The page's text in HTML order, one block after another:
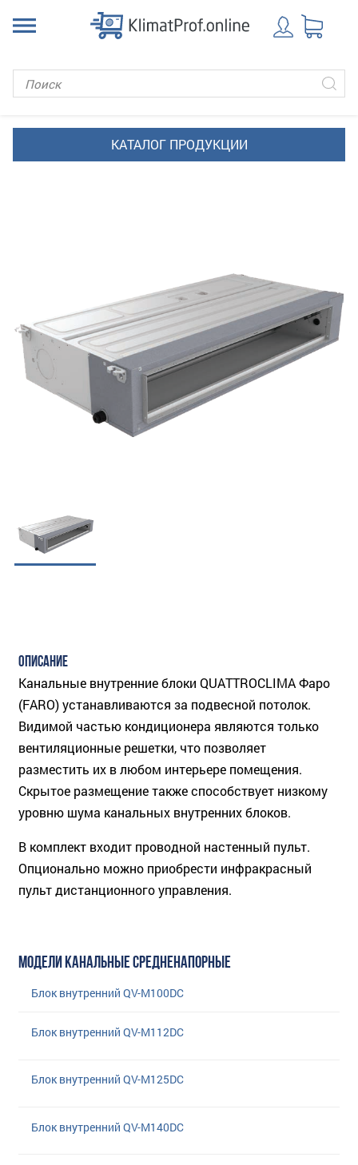
ОПИСАНИЕ
Канальные внутренние блоки QUATTROCLIMA Фаро
(FARO) устанавливаются за подвесной потолок.
Видимой частью кондиционера являются только
вентиляционные решетки, что позволяет
разместить их в любом интерьере помещения.
Скрытое размещение также способствует низкому
уровню шума канальных внутренних блоков.
В комплект входит проводной настенный пульт.
Опционально можно приобрести инфракрасный
пульт дистанционного управления.
МОДЕЛИ КАНАЛЬНЫЕ СРЕДНЕНАПОРНЫЕ
Блок внутренний QV-M100DC
Блок внутренний QV-M112DC
Блок внутренний QV-M125DC
Блок внутренний QV-M140DC